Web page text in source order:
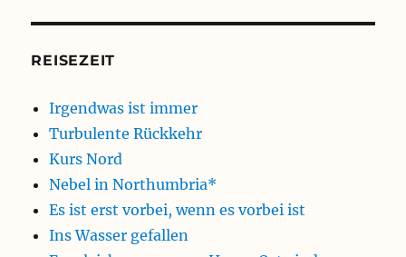
REISEZEIT
Irgendwas ist immer
Turbulente Rückkehr
Kurs Nord
Nebel in Northumbria*
Es ist erst vorbei, wenn es vorbei ist
Ins Wasser gefallen